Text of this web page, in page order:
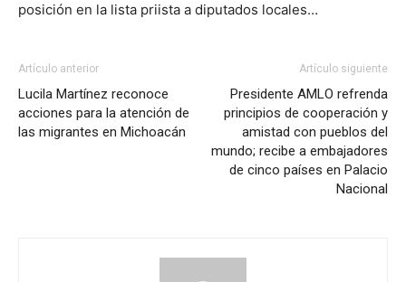
posición en la lista priista a diputados locales…
Artículo anterior
Lucila Martínez reconoce
acciones para la atención de
las migrantes en Michoacán
Artículo siguiente
Presidente AMLO refrenda
principios de cooperación y
amistad con pueblos del
mundo; recibe a embajadores
de cinco países en Palacio
Nacional